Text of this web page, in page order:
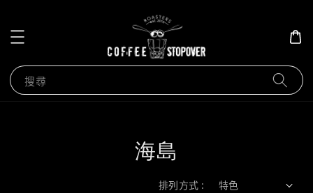
搜尋
海島
排列方式 :